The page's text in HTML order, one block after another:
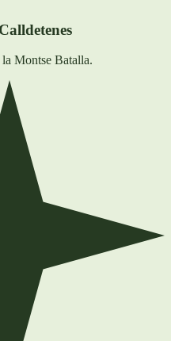
Montse Batalla.